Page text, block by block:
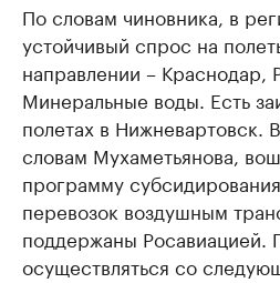
По словам чиновника, в
устойчивый спрос на
направлении – Краснодар,
Минеральные воды. Есть
полетах в Нижневартовск.
словам Мухаметьянова,
программу
перевозок воздушным
поддержаны Росавиацией.
осуществляться со